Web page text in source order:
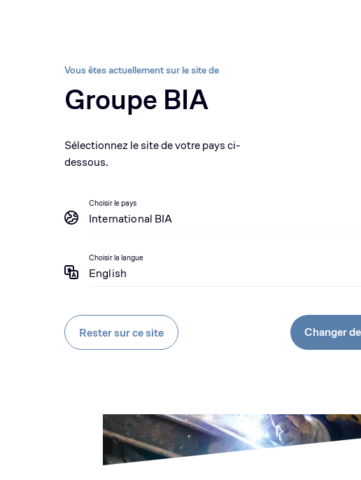
Vous êtes actuellement sur le site de
Groupe BIA
Sélectionnez le site de votre pays ci-
dessous.
Choisir le pays
International BIA
Choisir la langue
English
Rester sur ce site Changer
Groupe BIA, pionnier
Équipement
Service Services center